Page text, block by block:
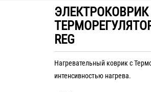
ЭЛЕКТРОКОВРИК
REG
Нагревательный коврик с
интенсивностью нагрева.